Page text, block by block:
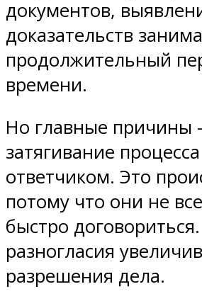
документов,
доказательств
продолжительный
времени.
Но главные причины
затягивание
ответчиком. Это
потому что они не
быстро
разногласия
разрешения дела.